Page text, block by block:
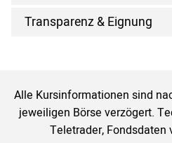
Transparenz & Eignung
Alle Kursinformationen sind
jeweiligen Börse verzögert.
Teletrader, Fondsdaten